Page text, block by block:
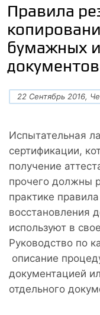
Правила
бумажных
22 Сентябрь 2016,
Испытательная
сертификации,
получение
прочего должны
практике
восстановления
используют в
Руководство по
описание
документацией
отдельного